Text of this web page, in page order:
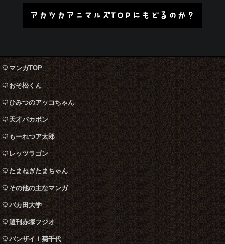
アカツカアニマルズTOPにもどるのか？
マンガTOP
おそ松くん
ひみつのアッコちゃん
天才バカボン
もーれつア太郎
レッツラゴン
たまねぎたまちゃん
その他の主なマンガ
バカ田大学
週刊赤塚フジオ
バンザイ！菊千代